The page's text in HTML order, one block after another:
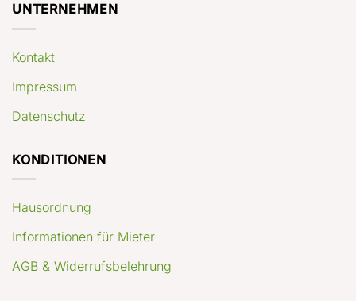
UNTERNEHMEN
Kontakt
Impressum
Datenschutz
KONDITIONEN
Hausordnung
Informationen für Mieter
AGB & Widerrufsbelehrung